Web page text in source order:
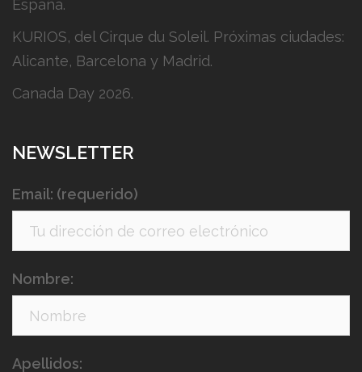
España.
KURIOS, del Cirque du Soleil. Próximas ciudades:
Alicante, Barcelona y Madrid.
Canada Day 2026.
NEWSLETTER
Email: (requerido)
Nombre:
Apellidos: